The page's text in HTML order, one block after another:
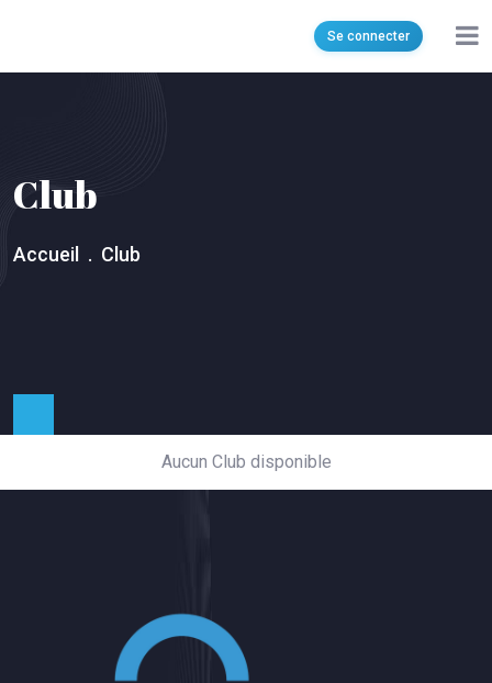
Cite Bassatine Mnihla, Ariana, Tunisia, 2094
Se connecter
Club
Accueil Club
Aucun Club disponible